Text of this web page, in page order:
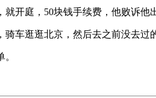
开庭，50块钱手续费，他败诉他
车逛逛北京，然后去之前没去过